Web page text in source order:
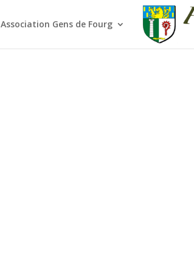
Association Gens de Fourg